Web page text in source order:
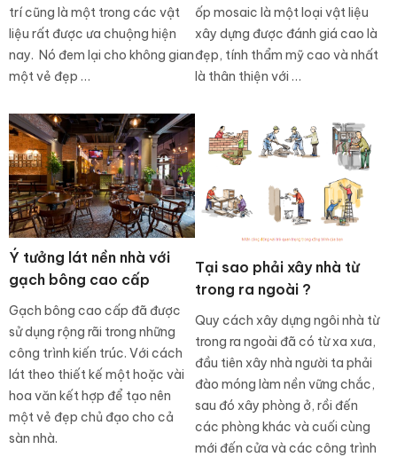
trí cũng là một trong các vật
liệu rất được ưa chuộng hiện
nay. Nó đem lại cho không gian
một vẻ đẹp …
ốp mosaic là một loại vật liệu
xây dựng được đánh giá cao là
đẹp, tính thẩm mỹ cao và nhất
là thân thiện với …
Ý tưởng lát nền nhà với
gạch bông cao cấp
Gạch bông cao cấp đã được
sử dụng rộng rãi trong những
công trình kiến trúc. Với cách
lát theo thiết kế một hoặc vài
hoa văn kết hợp để tạo nên
một vẻ đẹp chủ đạo cho cả
sàn nhà.
Tại sao phải xây nhà từ
trong ra ngoài ?
Quy cách xây dựng ngôi nhà từ
trong ra ngoài đã có từ xa xưa,
đầu tiên xây nhà người ta phải
đào móng làm nền vững chắc,
sau đó xây phòng ở, rồi đến
các phòng khác và cuối cùng
mới đến cửa và các công trình